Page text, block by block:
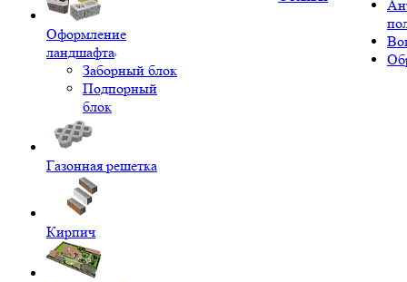
Оформление
ландшафта
Заборный блок
Подпорный
блок
Газонная решетка
Кирпич